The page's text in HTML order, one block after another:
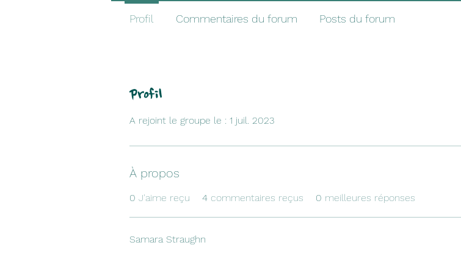
Profil
A rejoint le groupe le : 1 juil. 2023
À propos
0 J'aime reçu 4 commentaires reçus 0 meilleures réponses
Samara Straughn
Profil Commentaires du forum Posts du forum